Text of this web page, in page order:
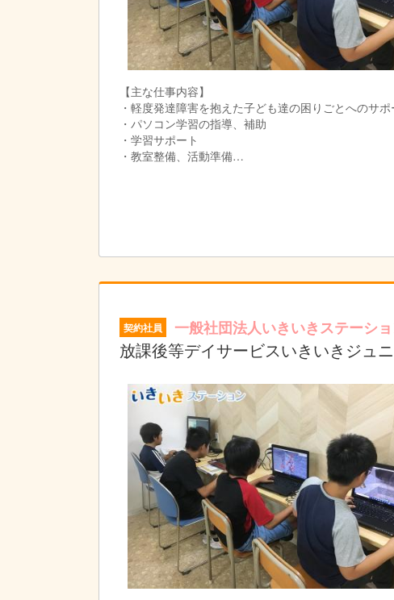
【主な仕事内容】
・軽度発達障害を抱えた子ども達の困りごとへのサポ
・パソコン学習の指導、補助
・学習サポート
・教室整備、活動準備
事務業務は本部で一括で行っているため、日々の記
フ間で共有し合って、是非親密に子ども達と関わり
契約社員 一般社団法人いきいきステーシ
放課後等デイサービスいきいきジュ